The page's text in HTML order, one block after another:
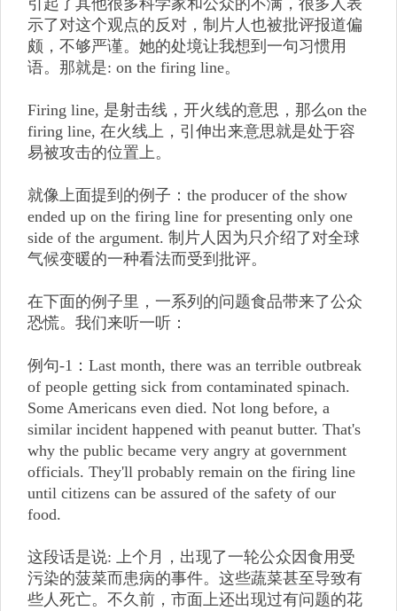
引起了其他很多科学家和公众的不满，很多人表
示了对这个观点的反对，制片人也被批评报道偏
颇，不够严谨。她的处境让我想到一句习惯用
语。那就是: on the firing line。
Firing line, 是射击线，开火线的意思，那么on the
firing line, 在火线上，引伸出来意思就是处于容
易被攻击的位置上。
就像上面提到的例子：the producer of the show
ended up on the firing line for presenting only one
side of the argument. 制片人因为只介绍了对全球
气候变暖的一种看法而受到批评。
在下面的例子里，一系列的问题食品带来了公众
恐慌。我们来听一听：
例句-1：Last month, there was an terrible outbreak
of people getting sick from contaminated spinach.
Some Americans even died. Not long before, a
similar incident happened with peanut butter. That's
why the public became very angry at government
officials. They'll probably remain on the firing line
until citizens can be assured of the safety of our
food.
这段话是说: 上个月，出现了一轮公众因食用受
污染的菠菜而患病的事件。这些蔬菜甚至导致有
些人死亡。不久前，市面上还出现过有问题的花